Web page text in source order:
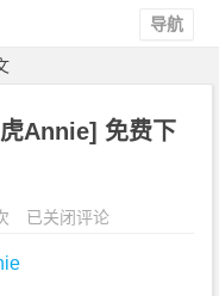
导航
Annie] 免费下
《落》
已关闭评论